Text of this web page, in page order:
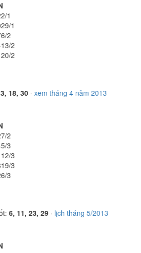
1
29/1
6/2
13/2
20/2
3, 18, 30 · xem tháng 4 năm 2013
2
5/3
12/3
19/3
3
6, 11, 23, 29 · lịch tháng 5/2013